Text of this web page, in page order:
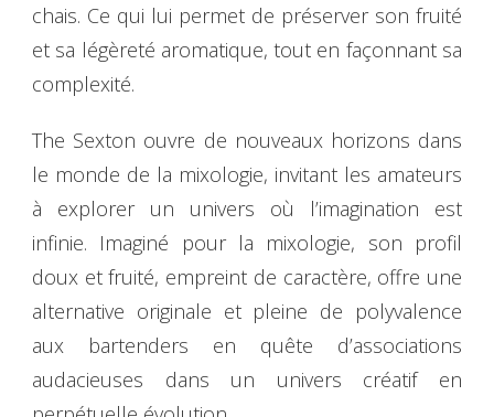
chais. Ce qui lui permet de préserver son fruité
et sa légèreté aromatique, tout en façonnant sa
complexité.
The Sexton ouvre de nouveaux horizons dans
le monde de la mixologie, invitant les amateurs
à explorer un univers où l’imagination est
infinie. Imaginé pour la mixologie, son profil
doux et fruité, empreint de caractère, offre une
alternative originale et pleine de polyvalence
aux bartenders en quête d’associations
audacieuses dans un univers créatif en